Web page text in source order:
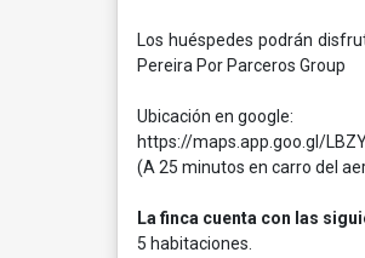
Los huéspedes podrán
Pereira Por Parceros Group
Ubicación en google:
https://maps.app.goo.gl/
(A 25 minutos en carro del
La finca cuenta con las
5 habitaciones.